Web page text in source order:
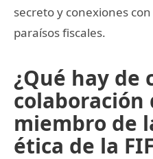
secreto y conexiones
paraísos fiscales.
¿Qué hay de
colaboración
miembro de
ética de la